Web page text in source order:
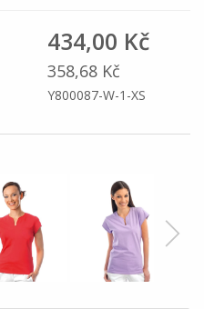
434,00 Kč
358,68 Kč
Y800087-W-1-XS